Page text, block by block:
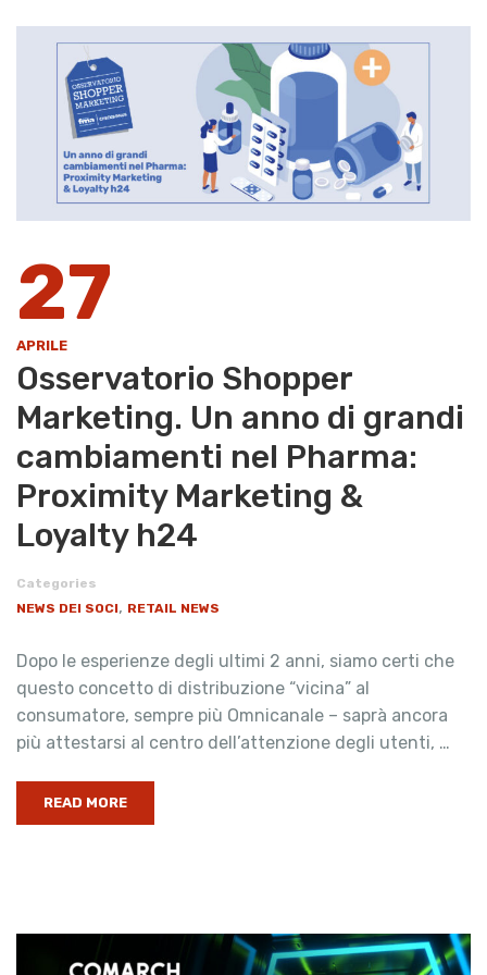
27
APRILE
Osservatorio Shopper
Marketing. Un anno di grandi
cambiamenti nel Pharma:
Proximity Marketing &
Loyalty h24
Categories
NEWS DEI SOCI, RETAIL NEWS
Dopo le esperienze degli ultimi 2 anni, siamo certi che
questo concetto di distribuzione “vicina” al
consumatore, sempre più Omnicanale – saprà ancora
più attestarsi al centro dell’attenzione degli utenti, …
READ MORE